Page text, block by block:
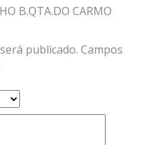
B.QTA.DO CARMO
publicado. Campos